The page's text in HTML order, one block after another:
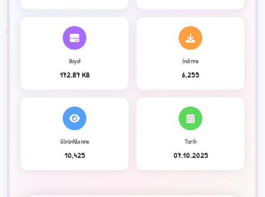
Boyut
172.87 KB
İndirme
6,255
Görüntülenme
10,425
Tarih
07.10.2025